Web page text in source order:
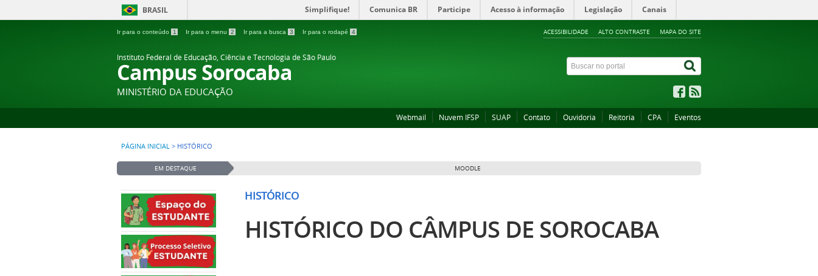
BRASIL Simplifique! Comunica BR Participe Acesso à informação Legislação Canais
Ir para o conteúdo 1 Ir para o menu 2 Ir para a busca 3 Ir para o rodapé 4 ACESSIBILIDADE ALTO CONTRASTE MAPA DO SITE
Instituto Federal de Educação, Ciência e Tecnologia de São Paulo
Campus Sorocaba
MINISTÉRIO DA EDUCAÇÃO
Webmail Nuvem IFSP SUAP Contato Ouvidoria Reitoria CPA Eventos
PÁGINA INICIAL > HISTÓRICO
EM DESTAQUE MOODLE
HISTÓRICO
HISTÓRICO DO CÂMPUS DE SOROCABA